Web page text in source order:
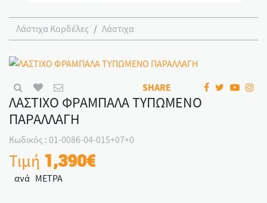
Λάστιχα Κορδέλες Λάστιχα
SHARE
ΛΑΣΤΙΧΟ ΦΡΑΜΠΑΛΑ ΤΥΠΩΜΕΝΟ
ΠΑΡΑΛΛΑΓΗ
Κωδικός : 01-0086-04-015+07+0
Τιμή 1,390€
ανά ΜΕΤΡΑ